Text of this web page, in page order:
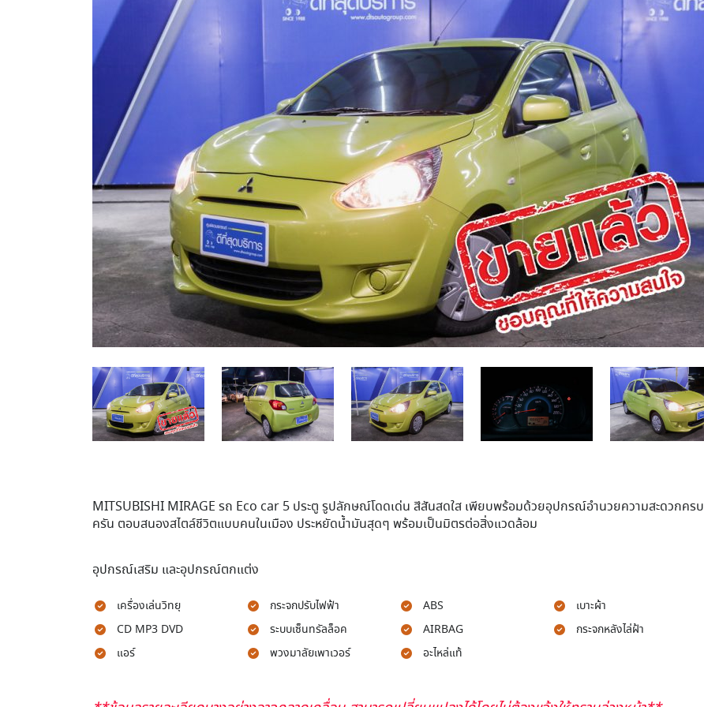
MITSUBISHI MIRAGE รถ Eco car 5 ประตู รูปลักษณ์โดดเด่น สีสันสดใส เพียบพร้อมด้วยอุปกรณ์อำนวยความสะดวกครบ
ครัน ตอบสนองสไตล์ชีวิตแบบคนในเมือง ประหยัดน้ำมันสุดๆ พร้อมเป็นมิตรต่อสิ่งแวดล้อม
อุปกรณ์เสริม และอุปกรณ์ตกแต่ง
เครื่องเล่นวิทยุ
CD MP3 DVD
แอร์
กระจกปรับไฟฟ้า
ระบบเซ็นทรัลล็อค
พวงมาลัยเพาเวอร์
ABS
AIRBAG
อะไหล่แท้
เบาะผ้า
กระจกหลังไล่ฝ้า